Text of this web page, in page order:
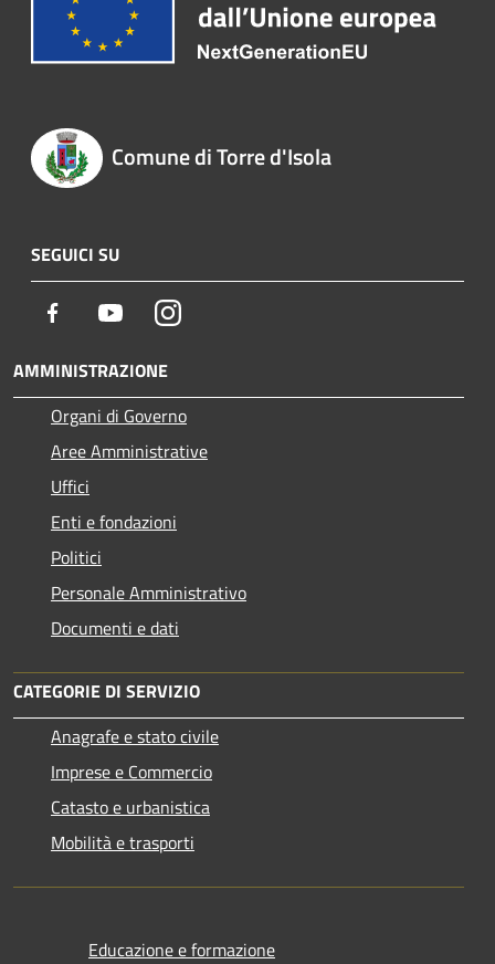
Comune di Torre d'Isola
SEGUICI SU
Facebook YoutubeInstagram
AMMINISTRAZIONE
Organi di Governo
Aree Amministrative
Uffici
Enti e fondazioni
Politici
Personale Amministrativo
Documenti e dati
CATEGORIE DI SERVIZIO
Anagrafe e stato civile
Imprese e Commercio
Catasto e urbanistica
Mobilità e trasporti
Educazione e formazione